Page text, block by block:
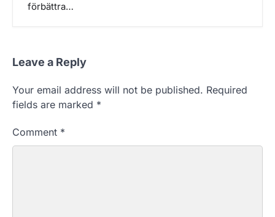
förbättra…
Leave a Reply
Your email address will not be published. Required
fields are marked *
Comment *